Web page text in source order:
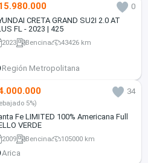
0
CRETA GRAND SU2I 2.0 AT
FL - 2023 | 425
2023 Bencina 43426 km
Región Metropolitana
34
5%)
Fe LIMITED 100% Americana Full
VERDE
2009 Bencina 105000 km
Arica